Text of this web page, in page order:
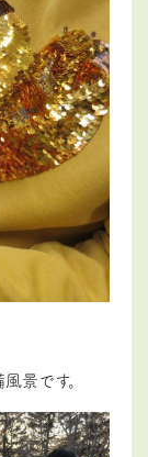
景です。